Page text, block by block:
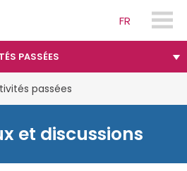
FR
PASSÉES
passées
et discussions